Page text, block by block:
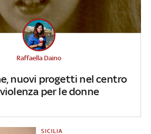
nuovi progetti nel centro
per le donne
Raffaella Daino
SICILIA